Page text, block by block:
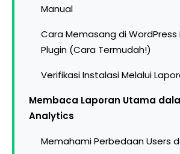
Manual
Cara Memasang di
Plugin (Cara Termudah!)
Verifikasi Instalasi Melalui
Membaca Laporan Utama
Analytics
Memahami Perbedaan Users